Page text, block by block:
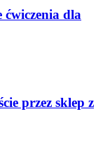
dla
przez sklep z